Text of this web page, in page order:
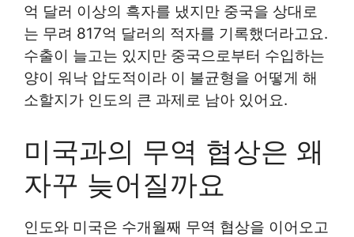
억 달러 이상의 흑자를 냈지만 중국을 상대로
는 무려 817억 달러의 적자를 기록했더라고요.
수출이 늘고는 있지만 중국으로부터 수입하는
양이 워낙 압도적이라 이 불균형을 어떻게 해
소할지가 인도의 큰 과제로 남아 있어요.
미국과의 무역 협상은 왜
자꾸 늦어질까요
인도와 미국은 수개월째 무역 협상을 이어오고